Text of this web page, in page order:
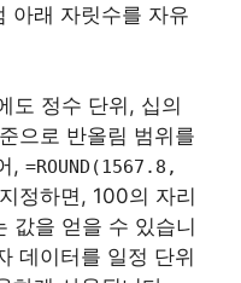
아래 자릿수를 자유
도 정수 단위, 십의
으로 반올림 범위를
, =ROUND(1567.8,
정하면, 100의 자리
값을 얻을 수 있습니
데이터를 일정 단위